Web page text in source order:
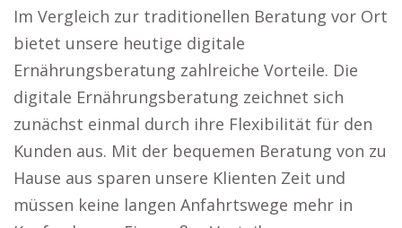
Im Vergleich zur traditionellen Beratung vor Ort
bietet unsere heutige digitale
Ernährungsberatung zahlreiche Vorteile. Die
digitale Ernährungsberatung zeichnet sich
zunächst einmal durch ihre Flexibilität für den
Kunden aus. Mit der bequemen Beratung von zu
Hause aus sparen unsere Klienten Zeit und
müssen keine langen Anfahrtswege mehr in